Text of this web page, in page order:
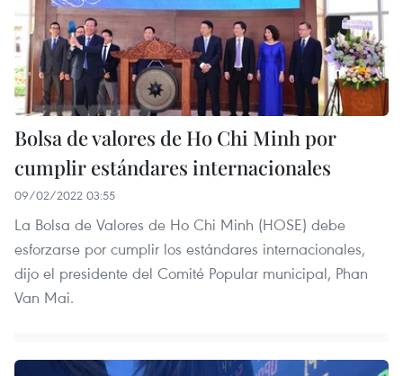
Bolsa de valores de Ho Chi Minh por
cumplir estándares internacionales
09/02/2022 03:55
La Bolsa de Valores de Ho Chi Minh (HOSE) debe
esforzarse por cumplir los estándares internacionales,
dijo el presidente del Comité Popular municipal, Phan
Van Mai.